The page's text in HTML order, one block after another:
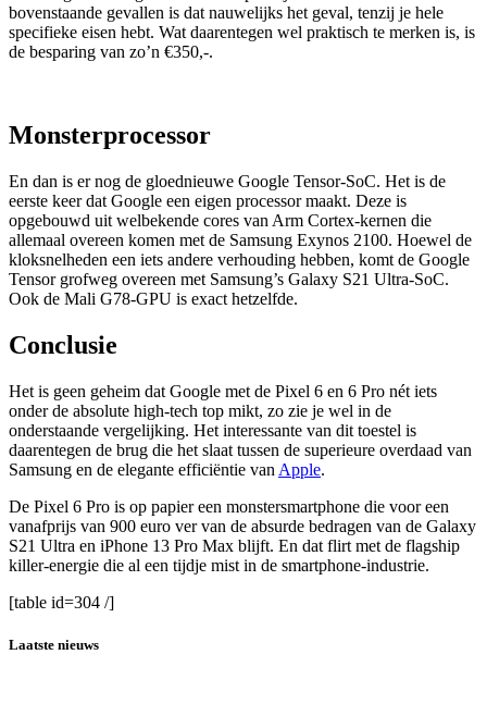
bovenstaande gevallen is dat nauwelijks het geval, tenzij je hele
specifieke eisen hebt. Wat daarentegen wel praktisch te merken is, is
de besparing van zo’n €350,-.
Monsterprocessor
En dan is er nog de gloednieuwe Google Tensor-SoC. Het is de
eerste keer dat Google een eigen processor maakt. Deze is
opgebouwd uit welbekende cores van Arm Cortex-kernen die
allemaal overeen komen met de Samsung Exynos 2100. Hoewel de
kloksnelheden een iets andere verhouding hebben, komt de Google
Tensor grofweg overeen met Samsung’s Galaxy S21 Ultra-SoC.
Ook de Mali G78-GPU is exact hetzelfde.
Conclusie
Het is geen geheim dat Google met de Pixel 6 en 6 Pro nét iets
onder de absolute high-tech top mikt, zo zie je wel in de
onderstaande vergelijking. Het interessante van dit toestel is
daarentegen de brug die het slaat tussen de superieure overdaad van
Samsung en de elegante efficiëntie van Apple.
De Pixel 6 Pro is op papier een monstersmartphone die voor een
vanafprijs van 900 euro ver van de absurde bedragen van de Galaxy
S21 Ultra en iPhone 13 Pro Max blijft. En dat flirt met de flagship
killer-energie die al een tijdje mist in de smartphone-industrie.
[table id=304 /]
Laatste nieuws